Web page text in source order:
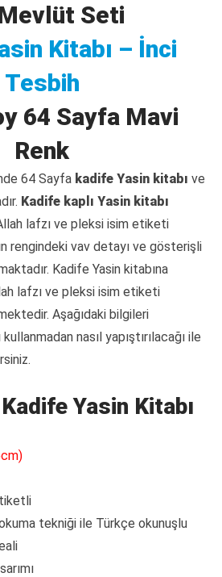
Seti
Kitabı – İnci
Tesbih
64 Sayfa Mavi
Renk
64 Sayfa kadife Yasin kitabı ve
Kadife kaplı Yasin kitabı
lafzı ve pleksi isim etiketi
rengindeki vav detayı ve gösterişli
Kadife Yasin kitabına
lafzı ve pleksi isim etiketi
Aşağıdaki bilgileri
nasıl yapıştırılacağı ile
Yasin Kitabı
tekniği ile Türkçe okunuşlu